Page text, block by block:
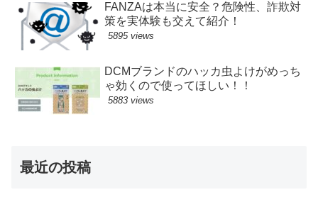
FANZAは本当に安全？危険性、詐欺対
策を実体験も交えて紹介！
5895 views
DCMブランドのハッカ虫よけがめっち
ゃ効くので使ってほしい！！
5883 views
最近の投稿